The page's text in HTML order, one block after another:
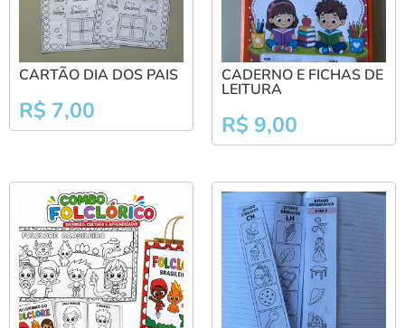
CARTÃO DIA DOS PAIS
R$ 7,00
CADERNO E FICHAS DE
LEITURA
R$ 9,00